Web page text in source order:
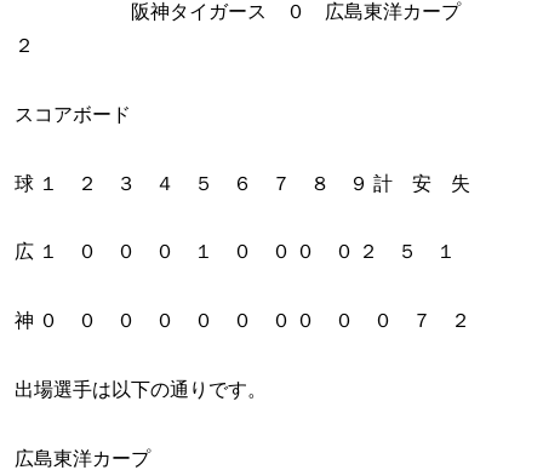
阪神タイガース ０ 広島東洋カープ
２
スコアボード
球 １ ２ ３ ４ ５ ６ ７ ８ ９ 計 安 失
広 １ ０ ０ ０ １ ０ ０ ０ ０ ２ ５ １
神 ０ ０ ０ ０ ０ ０ ０ ０ ０ ０ ７ ２
出場選手は以下の通りです。
広島東洋カープ